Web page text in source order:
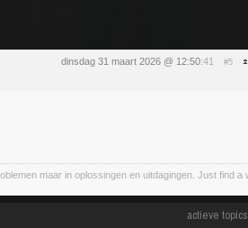
dinsdag 31 maart 2026 @ 12:50:41 #5
maar in oplossingen en uitdagingen. Just find a
actieve topics